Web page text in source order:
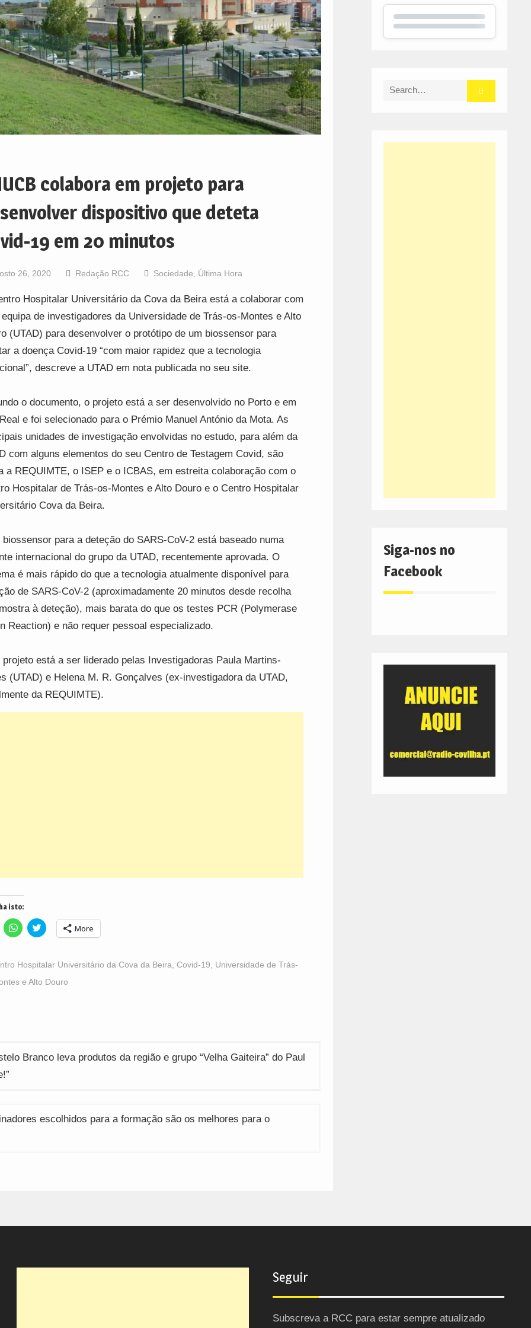
colabora em projeto para
dispositivo que deteta
19 em 20 minutos
26, 2020 Redação RCC Sociedade, Última Hora
Hospitalar Universitário da Cova da Beira está a colaborar com
equipa de investigadores da Universidade de Trás-os-Montes e Alto
(UTAD) para desenvolver o protótipo de um biossensor para
a doença Covid-19 “com maior rapidez que a tecnologia
descreve a UTAD em nota publicada no seu site.
o documento, o projeto está a ser desenvolvido no Porto e em
e foi selecionado para o Prémio Manuel António da Mota. As
unidades de investigação envolvidas no estudo, para além da
com alguns elementos do seu Centro de Testagem Covid, são
a REQUIMTE, o ISEP e o ICBAS, em estreita colaboração com o
Hospitalar de Trás-os-Montes e Alto Douro e o Centro Hospitalar
Cova da Beira.
biossensor para a deteção do SARS-CoV-2 está baseado numa
internacional do grupo da UTAD, recentemente aprovada. O
é mais rápido do que a tecnologia atualmente disponível para
de SARS-CoV-2 (aproximadamente 20 minutos desde recolha
à deteção), mais barata do que os testes PCR (Polymerase
Reaction) e não requer pessoal especializado.
projeto está a ser liderado pelas Investigadoras Paula Martins-
(UTAD) e Helena M. R. Gonçalves (ex-investigadora da UTAD,
da REQUIMTE).
isto:
Click
to
(Opens
new
window)
Click
to
(Opens
new
window)
More
Hospitalar Universitário da Cova da Beira, Covid-19, Universidade de Trás-
e Alto Douro
Branco leva produtos da região e grupo “Velha Gaiteira” do Paul
escolhidos para a formação são os melhores para o
Search
Siga-nos no
Facebook
Seguir
Subscreva a RCC para estar sempre atualizado